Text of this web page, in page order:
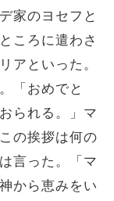
家のヨセフと
ころに遣わさ
アといった。
「おめでと
られる。」マ
の挨拶は何の
言った。「マ
から恵みをい